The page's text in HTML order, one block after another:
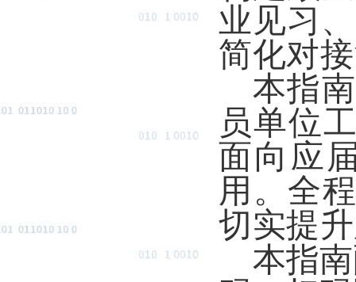
业见习、
简化对
本指
员单位
面向应
用。全
切实提
本指